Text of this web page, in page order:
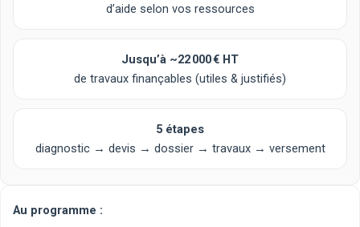
d’aide selon vos ressources
Jusqu’à ~22 000 € HT
de travaux finançables (utiles & justifiés)
5 étapes
diagnostic → devis → dossier → travaux → versement
Au programme :